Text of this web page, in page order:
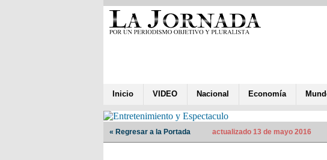
Inicio VIDEO Nacional Economía
« Regresar a la Portada actualizado 13 de mayo 2016